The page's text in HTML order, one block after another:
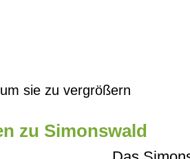
sie zu vergrößern
zu Simonswald